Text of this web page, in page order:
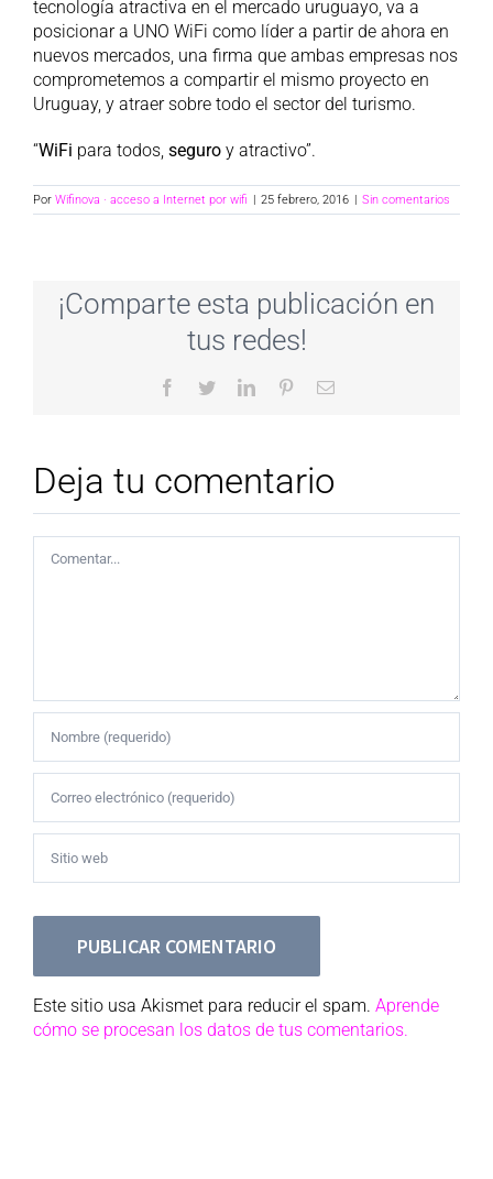
tecnología atractiva en el mercado uruguayo, va a
posicionar a UNO WiFi como líder a partir de ahora en
nuevos mercados, una firma que ambas empresas nos
comprometemos a compartir el mismo proyecto en
Uruguay, y atraer sobre todo el sector del turismo.
“WiFi para todos, seguro y atractivo”.
Por Wifinova · acceso a Internet por wifi 25 febrero, 2016 Sin comentarios
¡Comparte esta publicación en
tus redes!
Facebook
TwitterLinkedInPinterestCorreo
Deja tu comentario
Este sitio usa Akismet para reducir el spam. Aprende
cómo se procesan los datos de tus comentarios.